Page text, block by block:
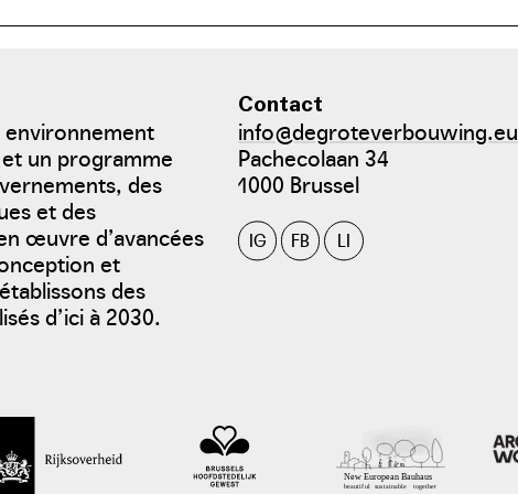
environnement
un programme
des
et des
œuvre d’avancées
et
des
d’ici à 2030.
Contact
info@degroteverbouwing.eu
Pachecolaan 34
1000 Brussel
IG FB LI